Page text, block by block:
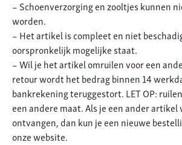
– Schoenverzorging en zooltjes kunnen
worden.
– Het artikel is compleet en niet
oorspronkelijk mogelijke staat.
– Wil je het artikel omruilen voor een
retour wordt het bedrag binnen 14
bankrekening teruggestort. LET OP:
een andere maat. Als je een ander artikel
ontvangen, dan kun je een nieuwe
onze website.